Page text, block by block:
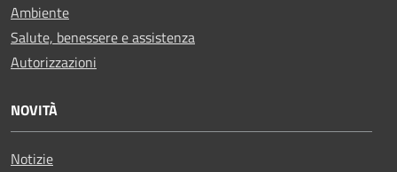
Ambiente
Salute, benessere e assistenza
Autorizzazioni
NOVITÀ
Notizie